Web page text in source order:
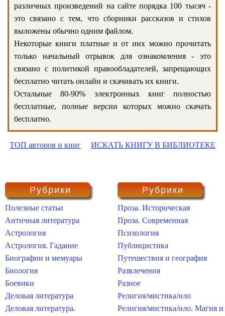
различных произведений на сайте порядка 100 тысяч -
это связано с тем, что сборники рассказов и стихов
выложены обычно одним файлом.
Некоторые книги платные и от них можно прочитать
только начальный отрывок для ознакомления - это
связано с политикой правообладателей, запрещающих
бесплатно читать онлайн и скачивать их книги.
Остальные 80-90% электронных книг полностью
бесплатные, полные версии которых можно скачать
бесплатно.
ТОП авторов и книг ИСКАТЬ КНИГУ В БИБЛИОТЕКЕ
Рубрики
Полезные статьи
Античная литература
Астрология
Астрология. Гадание
Биографии и мемуары
Биология
Боевики
Деловая литература
Деловая литература.
Рубрики
Проза. Историческая
Проза. Современная
Психология
Публицистика
Путешествия и география
Развлечения
Разное
Религия/мистика/нло
Религия/мистика/нло. Магия и